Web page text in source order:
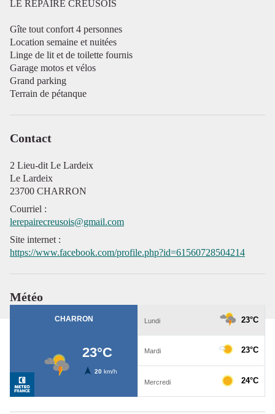
LE REPAIRE CREUSOIS
Gîte tout confort 4 personnes
Location semaine et nuitées
Linge de lit et de toilette fournis
Garage motos et vélos
Grand parking
Terrain de pétanque
Contact
2 Lieu-dit Le Lardeix
Le Lardeix
23700 CHARRON
Courriel :
lerepairecreusois@gmail.com
Site internet:
https://www.facebook.com/profile.php?id=61560728504214
Météo